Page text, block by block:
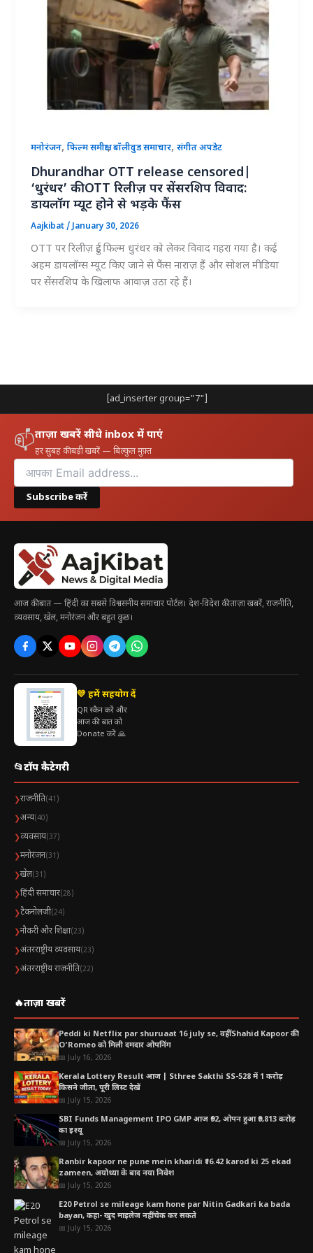
मनोरंजन,फिल्म समीक्षा,बॉलीवुड समाचार,संगीत अपडेट
Dhurandhar OTT release censored|
‘धुरंधर’ की OTT रिलीज़ पर सेंसरशिप विवाद:
डायलॉग म्यूट होने से भड़के फैंस
Aajkibat/January 30, 2026
OTT पर रिलीज़ हुई फिल्म धुरंधर को लेकर विवाद गहरा गया है। कई
अहम डायलॉग्स म्यूट किए जाने से फैंस नाराज़ हैं और सोशल मीडिया
पर सेंसरशिप के खिलाफ आवाज़ उठा रहे हैं।
[ad_inserter group="7"]
📫ताज़ा खबरें सीधे inbox में पाएं
हर सुबह की बड़ी खबरें — बिल्कुल मुफ़्त
Subscribe करें
आज की बात — हिंदी का सबसे विश्वसनीय समाचार पोर्टल। देश-विदेश की ताज़ा खबरें, राजनीति,
व्यवसाय, खेल, मनोरंजन और बहुत कुछ।
💛 हमें सहयोग दें
QR स्कैन करें और
आज की बात को
Donate करें 🙏
📂टॉप कैटेगरी
❯राजनीति(41)
❯अन्य(40)
❯व्यवसाय(37)
❯मनोरंजन(31)
❯खेल(31)
❯हिंदी समाचार(28)
❯टैकनोलजी(24)
❯नौकरी और शिक्षा(23)
❯अंतरराष्ट्रीय व्यवसाय(23)
❯अंतरराष्ट्रीय राजनीति(22)
🔥ताज़ा खबरें
Peddi ki Netflix par shuruaat 16 july se, वहीं Shahid Kapoor की
O’Romeo को मिली दमदार ओपनिंग
📅 July 16, 2026
Kerala Lottery Result आज | Sthree Sakthi SS-528 में 1 करोड़
किसने जीता, पूरी लिस्ट देखें
📅 July 15, 2026
SBI Funds Management IPO GMP आज ₹92, ओपन हुआ ₹9,813 करोड़
का इश्यू
📅 July 15, 2026
Ranbir kapoor ne pune mein kharidi ₹16.42 karod ki 25 ekad
zameen, अयोध्या के बाद नया निवेश
📅 July 15, 2026
E20 Petrol se mileage kam hone par Nitin Gadkari ka bada
bayan, कहा- खुद माइलेज नहीं चेक कर सकते
📅 July 15, 2026